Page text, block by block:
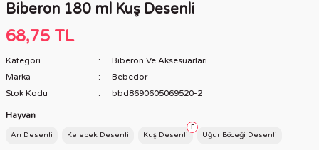
Biberon 180 ml Kuş Desenli
68,75 TL
Kategori
Biberon Ve Aksesuarları
Marka
Bebedor
Stok Kodu
bbd8690605069520-2
Hayvan
Arı Desenli Kelebek Desenli Kuş Desenli Uğur Böceği Desenli